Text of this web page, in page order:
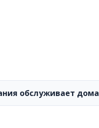
обслуживает дома